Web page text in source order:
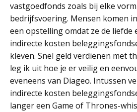
vastgoedfonds zoals bij elke
bedrijfsvoering. Mensen komen
een opstelling omdat ze de liefde
indirecte kosten
kleven. Snel geld verdienen met
leg ik uit hoe je er veilig en
eveneens van Diageo. Intussen
indirecte kosten
langer een Game of Thrones-